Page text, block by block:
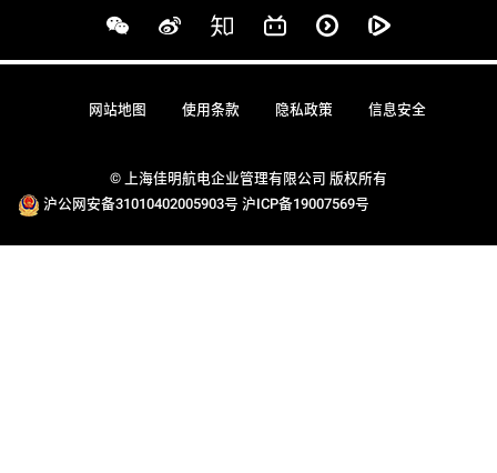
© 上海佳明航电企业管理有限公司 版权所有
沪公网安备31010402005903号 沪ICP备19007569号
网站地图 使用条款 隐私政策 信息安全